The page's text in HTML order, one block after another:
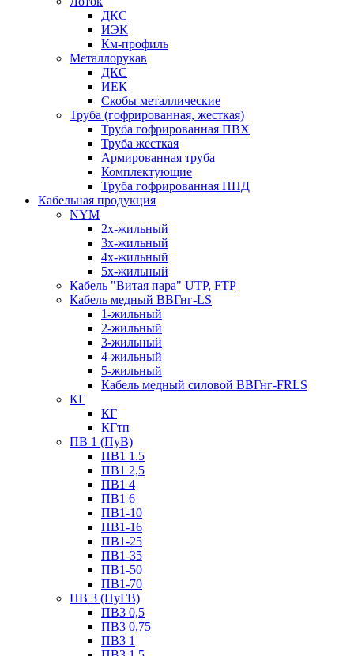
ДКС
ИЭК
Км-профиль
Металлорукав
ДКС
ИЕК
Скобы металлические
Труба (гофрированная, жесткая)
Труба гофрированная ПВХ
Труба жесткая
Армированная труба
Комплектующие
Труба гофрированная ПНД
Кабельная продукция
NYM
2х-жильный
3х-жильный
4х-жильный
5х-жильный
Кабель "Витая пара" UTP, FTP
Кабель медный ВВГнг-LS
1-жильный
2-жильный
3-жильный
4-жильный
5-жильный
Кабель медный силовой ВВГнг-FRLS
КГ
КГ
КГтп
ПВ 1 (ПуВ)
ПВ1 1.5
ПВ1 2,5
ПВ1 4
ПВ1 6
ПВ1-10
ПВ1-16
ПВ1-25
ПВ1-35
ПВ1-50
ПВ1-70
ПВ 3 (ПуГВ)
ПВ3 0,5
ПВ3 0,75
ПВ3 1